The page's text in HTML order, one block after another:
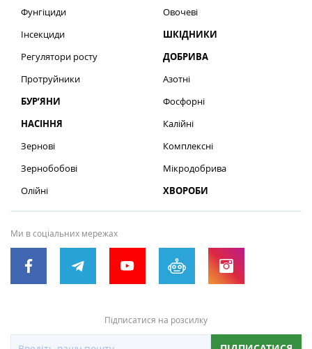
Фунгіциди
Інсекциди
Регулятори росту
Протруйники
БУР’ЯНИ
НАСІННЯ
Зернові
Зернобобові
Олійні
Овочеві
ШКІДНИКИ
ДОБРИВА
Азотні
Фосфорні
Калійні
Комплексні
Мікродобрива
ХВОРОБИ
Ми в соціальних мережах
Підписатися на розсилку